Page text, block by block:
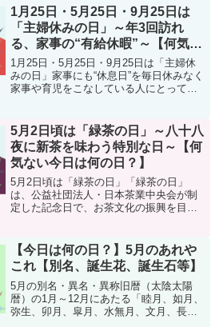
語でスズランを「ミュゲ（muguet）」と
いうことから、「ジ...
1月25日・5月25日・9月25日は
「主婦休みの日」～年3回訪れ
る、家事の“有給休暇”～【何気な
い今日は何の日？】
1月25日・5月25日・9月25日は「主婦休
みの日」家事にも“休息日”を毎日休みなく
家事や育児をこなしている人にとって、
会社サンケイリビング新聞社が中心とな
り、2009...
5月2日頃は「緑茶の日」～八十八
夜に新茶を味わう特別な日～【何
気ない今日は何の日？】
5月2日頃は「緑茶の日」「緑茶の日」
は、公益社団法人・日本茶業中央会が制
定した記念日で、お茶文化の振興を目的
本の茶文化を祝う重要な日となっていま
す。(function(...
【今日は何の日？】5月のあれや
これ【別名、誕生花、誕生石等】
5月の別名・異名・異称旧暦（太陰太陽
暦）の1月～12月にあたる「睦月、如月、
弥生、卯月、皐月、水無月、文月、長